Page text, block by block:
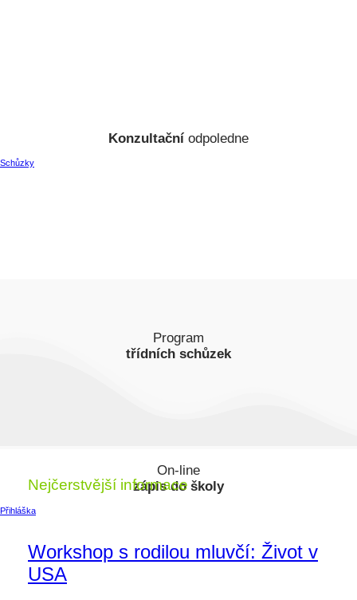
Konzultační odpoledne
Schůzky
Program
třídních schůzek
On-line
zápis do školy
Přihláška
Nejčerstvější informace
Workshop s rodilou mluvčí: Život v
USA